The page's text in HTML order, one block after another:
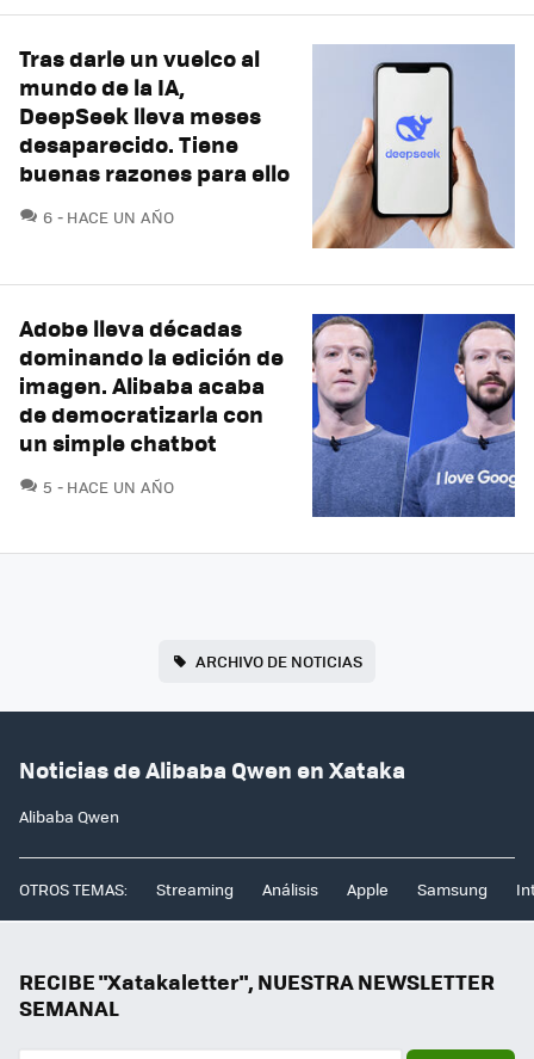
Tras darle un vuelco al
mundo de la IA,
DeepSeek lleva meses
desaparecido. Tiene
buenas razones para ello
6 COMENTARIOS
HACE UN AÑO
Adobe lleva décadas
dominando la edición de
imagen. Alibaba acaba
de democratizarla con
un simple chatbot
5 COMENTARIOS
HACE UN AÑO
ARCHIVO DE NOTICIAS
Noticias de Alibaba Qwen en Xataka
Alibaba Qwen
OTROS TEMAS: Streaming Análisis Apple Samsung
RECIBE "Xatakaletter", NUESTRA NEWSLETTER
SEMANAL